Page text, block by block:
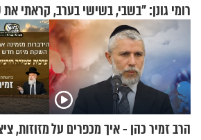
רומי גונן: "בשבי, בשישי בערב, קראתי
הרב זמיר כהן - איך מכפרים עלמזוזות,